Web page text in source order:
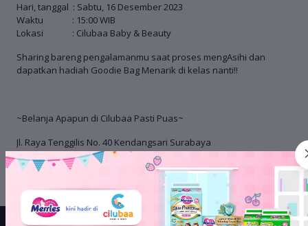
Hari, tanggal : Sabtu, 16 Desember 2023
Waktu : 15:00 WIB
Lokasi : Cilubaa Baby & Beauty
Sharing bareng pengalamanmu saat proses mengAsihi dan
dapatkan hadiah Goodie Bag Menarik di kelas nanti‼️
~Belanja Apapun di Cilubaa Pasti Puas~
Jl. Raya Tenggilis No. 40 Kendangsari Surabaya
Informasi Lebih Lanjut Hubungi : 0858-9100-5009